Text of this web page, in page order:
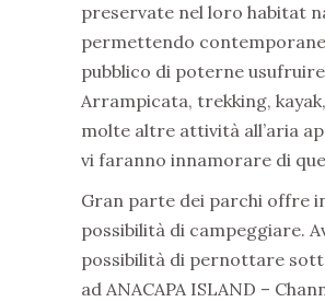
preservate nel loro habitat
permettendo
pubblico di poterne
Arrampicata, trekking,
molte altre attività all’aria
vi faranno innamorare di
Gran parte dei parchi offre
possibilità di campeggiare.
possibilità di pernottare
ad ANACAPA ISLAND –